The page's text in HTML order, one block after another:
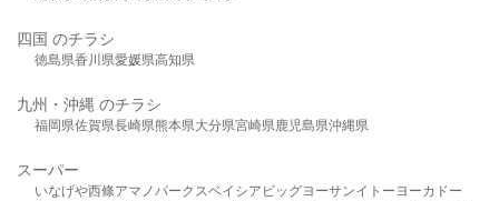
四国 のチラシ
徳島県香川県愛媛県高知県
九州・沖縄 のチラシ
福岡県佐賀県長崎県熊本県大分県宮崎県鹿児島県沖縄県
スーパー
いなげや西條アマノパークスベイシア ビッグヨーサンイトーヨーカドー